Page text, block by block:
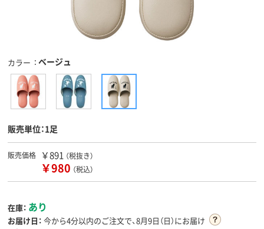
カラー ベージュ
販売単位：1足
販売価格 ￥891 （税抜き）
￥980 （税込）
在庫： あり
お届け日： 今から4分以内のご注文で、8月9日（日）にお届け